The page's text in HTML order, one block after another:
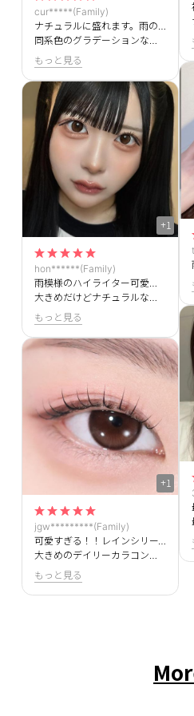
cur*****(Family)
ナチュラルに盛れます。雨のようなハイライターがつやつやで綺麗！
同系色のグラデーションなので自然に大きく見せてくれるのでとても使いやすい。
もっと見る
+1
hon******(Family)
雨模様のハイライター可愛すぎる！！
大きめだけどナチュラルなカラーだからこっそり盛れます💖
もっと見る
+1
jgw*********(Family)
可愛すぎる！！レインシリーズ大好きです💖💖
大きめのデイリーカラコン探してる方にとってもおすすめです✨
もっと見る